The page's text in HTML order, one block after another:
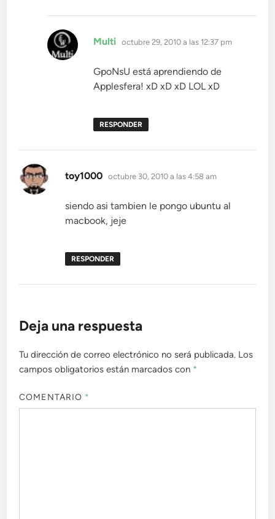
Multi dice:
octubre 29, 2010 a las 12:37 pm
GpoNsU está aprendiendo de
Applesfera! xD xD xD LOL xD
RESPONDER
toy1000 dice:
octubre 30, 2010 a las 4:58 am
siendo asi tambien le pongo ubuntu al
macbook, jeje
RESPONDER
Deja una respuesta
Tu dirección de correo electrónico no será publicada. Los
campos obligatorios están marcados con *
COMENTARIO *